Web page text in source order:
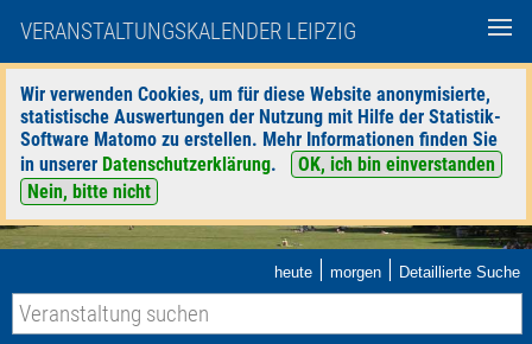
VERANSTALTUNGSKALENDER LEIPZIG
Wir verwenden Cookies, um für diese Website anonymisierte,
statistische Auswertungen der Nutzung mit Hilfe der Statistik-
Software Matomo zu erstellen. Mehr Informationen finden Sie
in unserer Datenschutzerklärung.
OK, ich bin einverstanden
Nein, bitte nicht
heute | morgen | Detaillierte Suche